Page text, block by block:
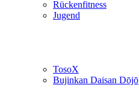
Rückenfitness
Jugend
TosoX
Bujinkan Daisan Dōjō